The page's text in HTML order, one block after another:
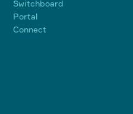
Switchboard
Portal
Connect